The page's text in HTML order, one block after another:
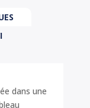
dans une